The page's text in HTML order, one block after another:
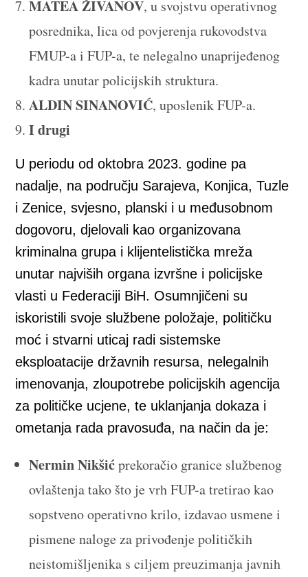
MATEA ŽIVANOV, u svojstvu operativnog
posrednika, lica od povjerenja rukovodstva
FMUP-a i FUP-a, te nelegalno unaprijeđenog
kadra unutar policijskih struktura.
ALDIN SINANOVIĆ, uposlenik FUP-a.
I drugi
U periodu od oktobra 2023. godine pa
nadalje, na području Sarajeva, Konjica, Tuzle
i Zenice, svjesno, planski i u međusobnom
dogovoru, djelovali kao organizovana
kriminalna grupa i klijentelistička mreža
unutar najviših organa izvršne i policijske
vlasti u Federaciji BiH. Osumnjičeni su
iskoristili svoje službene položaje, političku
moć i stvarni uticaj radi sistemske
eksploatacije državnih resursa, nelegalnih
imenovanja, zloupotrebe policijskih agencija
za političke ucjene, te uklanjanja dokaza i
ometanja rada pravosuđa, na način da je:
Nermin Nikšićprekoračio granice službenog
ovlaštenja tako što je vrh FUP-a tretirao kao
sopstveno operativno krilo, izdavao usmene i
pismene naloge za privođenje političkih
neistomišljenika s ciljem preuzimanja javnih